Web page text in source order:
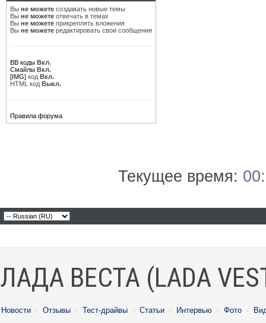
Вы не можете создавать новые темы
Вы не можете отвечать в темах
Вы не можете прикреплять вложения
Вы не можете редактировать свои сообщения
BB коды Вкл.
Смайлы Вкл.
[IMG] код Вкл.
HTML код Выкл.
Правила форума
Текущее время:
ЛАДА ВЕСТА (LADA
Новости · Отзывы · Тест-драйвы · Статьи · Интервью · Фото ·